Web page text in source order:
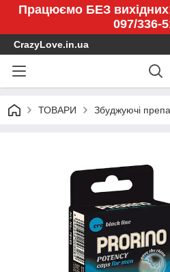
Працюємо БЕЗ
097/336-
CrazyLove.in.ua
ТОВАРИ Збуджуючі